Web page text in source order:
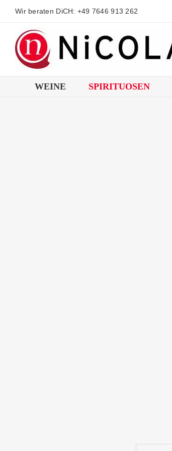
Zum
springen
Wir beraten DiCH: +49 7646 913 262
WEINE SPIRITUOSEN